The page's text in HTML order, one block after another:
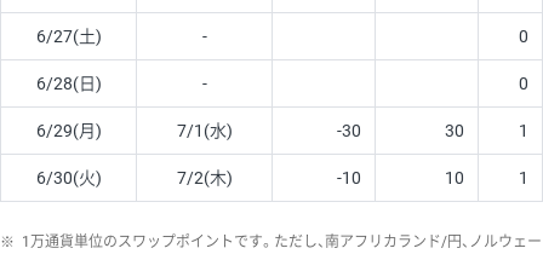
6/27(土) - 0
6/28(日) - 0
6/29(月) 7/1(水) -30 30 1
6/30(火) 7/2(木) -10 10 1
※ 1万通貨単位のスワップポイントです。ただし、南アフリカランド/円、ノルウェー